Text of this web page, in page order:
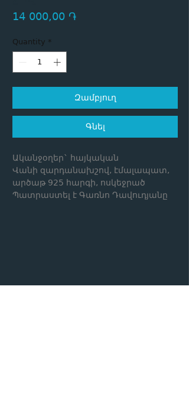
14 000,00 ֏Price
Quantity *
Զամբյուղ
Գնել
Ականջօղեր` հայկական
Վանի զարդանախշով, էմալապատ,
արծաթ 925 հարգի, ոսկեջրած
Պատրաստել է Գառնո Դավուդյանը